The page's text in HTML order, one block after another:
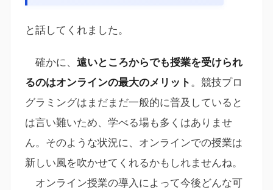
と話してくれました。
確かに、 遠いところからでも授業を受けられ
るのはオンラインの最大のメリット。競技プロ
グラミングはまだまだ一般的に普及していると
は言い難いため、学べる場も多くはありませ
ん。そのような状況に、オンラインでの授業は
新しい風を吹かせてくれるかもしれませんね。
オンライン授業の導入によって今後どんな可